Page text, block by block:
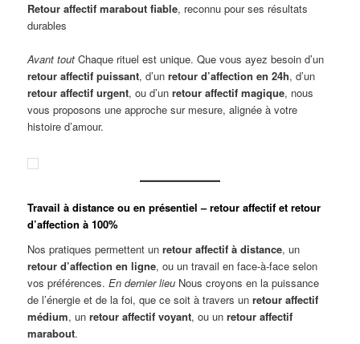
Retour affectif marabout fiable, reconnu pour ses résultats
durables
Avant tout Chaque rituel est unique. Que vous ayez besoin d’un
retour affectif puissant, d’unretour d’affection en 24h, d’un
retour affectif urgent, ou d’unretour affectif magique, nous
vous proposons une approche sur mesure, alignée à votre
histoire d’amour.
Travail à distance ou en présentiel – retour affectif et retour
d’affection à 100%
Nos pratiques permettent unretour affectif à distance, un
retour d’affection en ligne, ou un travail en face-à-face selon
vos préférences.En dernier lieu Nous croyons en la puissance
de l’énergie et de la foi, que ce soit à travers unretour affectif
médium, unretour affectif voyant, ou unretour affectif
marabout.